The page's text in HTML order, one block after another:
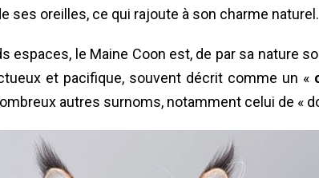
ses oreilles, ce qui rajoute à son charme naturel.
espaces, le Maine Coon est, de par sa nature
et pacifique, souvent décrit comme un «
autres surnoms, notamment celui de «